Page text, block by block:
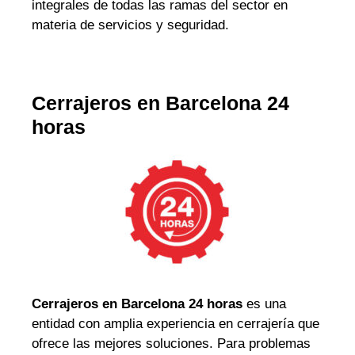
integrales de todas las ramas del sector en
materia de servicios y seguridad.
Cerrajeros en Barcelona 24
horas
Cerrajeros en Barcelona 24 horas es una
entidad con amplia experiencia en cerrajería que
ofrece las mejores soluciones. Para problemas